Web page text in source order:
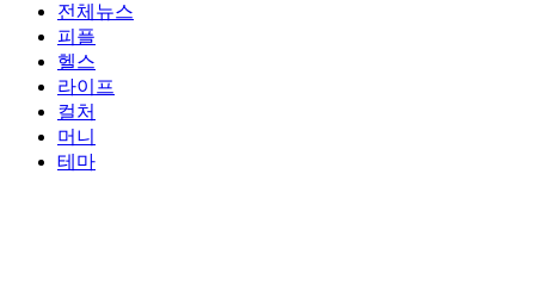
전체뉴스
피플
헬스
라이프
컬처
머니
테마